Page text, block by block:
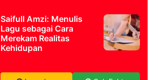
Saifull Amzi: Menulis
Lagu sebagai Cara
Merekam Realitas
Kehidupan